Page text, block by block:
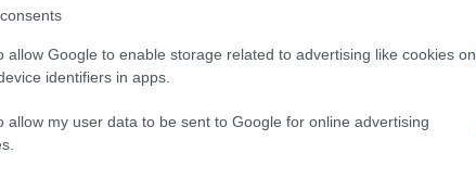
allow Google to enable storage related to advertising like cookies on
identifiers in apps.
allow my user data to be sent to Google for online advertising
legyen a Google-találatokban!